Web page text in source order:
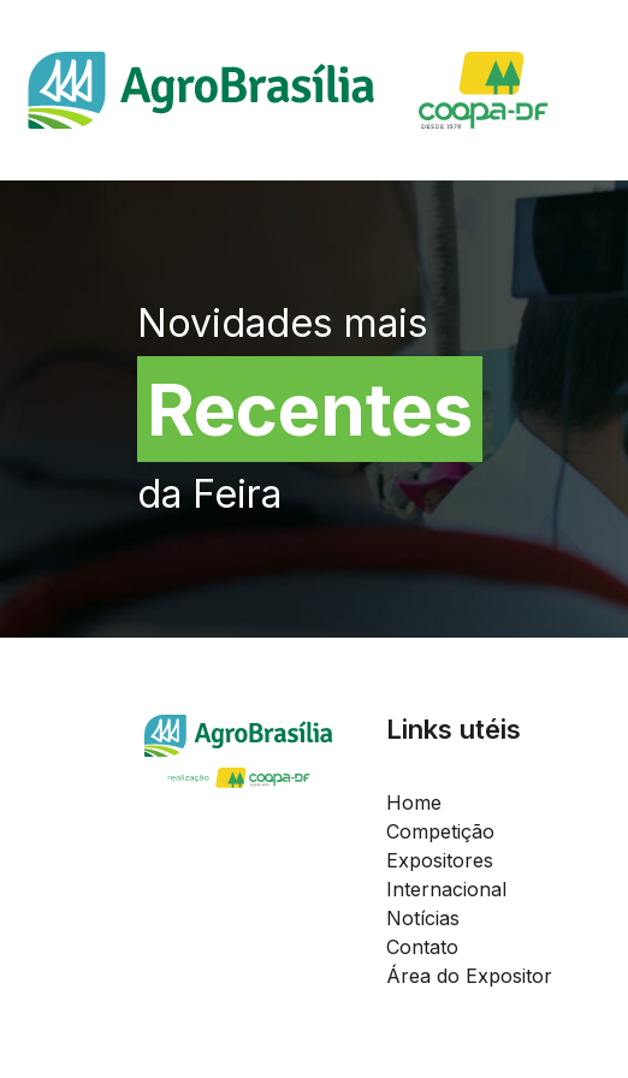
Novidades mais
Recentes
da Feira
Links utéis
Home
Competição
Expositores
Internacional
Notícias
Contato
Área do Expositor